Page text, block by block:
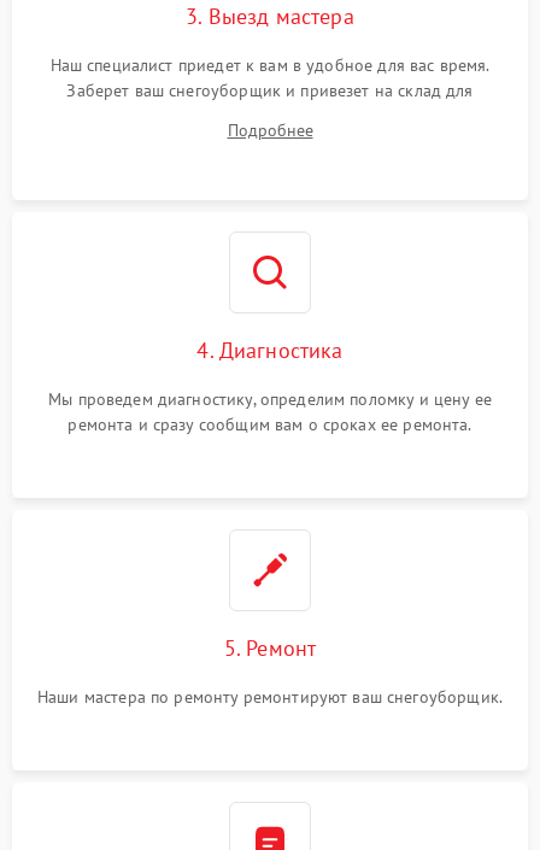
3. Выезд мастера
Наш специалист приедет к вам в удобное для вас время.
Заберет ваш снегоуборщик и привезет на склад для
Подробнее
4. Диагностика
Мы проведем диагностику, определим поломку и цену ее
ремонта и сразу сообщим вам о сроках ее ремонта.
5. Ремонт
Наши мастера по ремонту ремонтируют ваш снегоуборщик.